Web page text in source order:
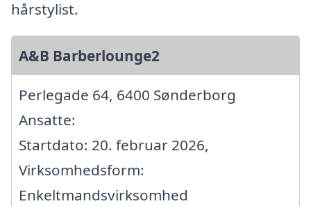
hårstylist.
A&B Barberlounge2
Perlegade 64, 6400 Sønderborg
Ansatte:
Startdato: 20. februar 2026,
Virksomhedsform:
Enkeltmandsvirksomhed